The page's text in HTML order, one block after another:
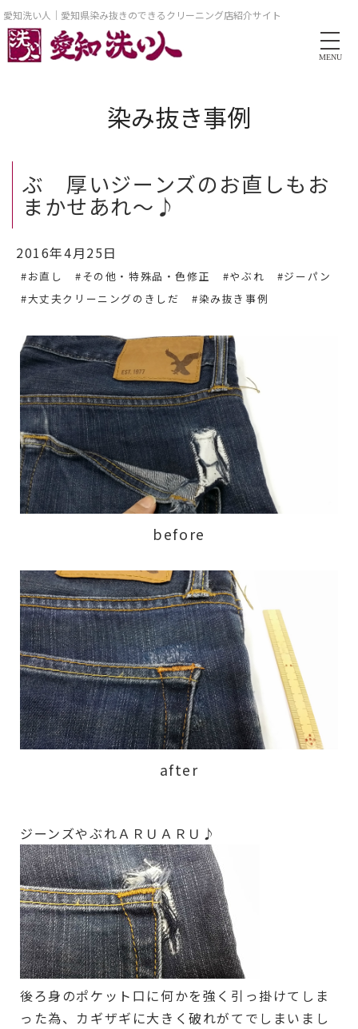
愛知洗い人｜愛知県染み抜きのできるクリーニング店紹介サイト
MENU
染み抜き事例
ぶ 厚いジーンズのお直しもお
まかせあれ～♪
2016年4月25日
#お直し #その他・特殊品・色修正 #やぶれ
#ジーパン
#大丈夫クリーニングのきしだ
#染み抜き事例
before
after
ジーンズやぶれＡＲＵＡＲＵ♪
後ろ身のポケット口に何かを強く引っ掛けてしま
った為、カギザギに大きく破れがてでしまいまし